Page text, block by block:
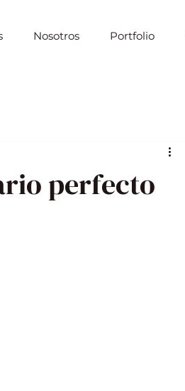
Nosotros Portfolio
perfecto